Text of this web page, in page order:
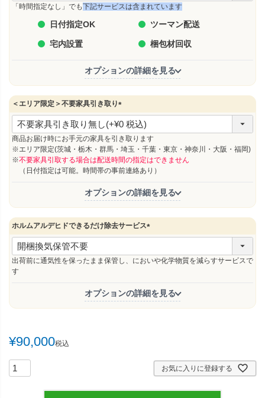
須
「時間指定なし」でも下記サービスは含まれています
日付指定OK ツーマン配送
宅内設置 梱包材回収
オプションの詳細を見る
＜エリア限定＞不要家具引き取り
(
必
須
商品お届け時にお手元の家具を引き取ります
※エリア限定(茨城・栃木・群馬・埼玉・千葉・東京・神奈川・大阪・福岡)
※不要家具引取する場合は配送時間の指定はできません
（日付指定は可能。時間帯の事前連絡あり）
オプションの詳細を見る
ホルムアルデヒドできるだけ除去サービス
(
須
出荷前に通気性を保ったまま保管し、においや化学物質を減らすサービスで
す
オプションの詳細を見る
¥90,000税込
お気に入りに登録する